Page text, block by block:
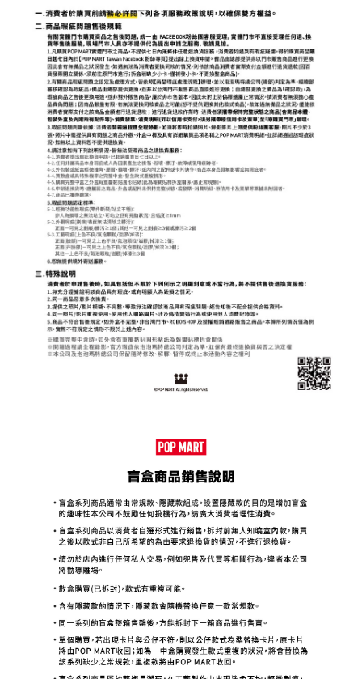
購買商品的店家。未經商家同意取消之訂單仍視為有效，需透過AFTEE先享
後付繳納相關費用。
※ 交易是否成功請以「AFTEE先享後付 」之結帳頁面顯示為準，若有關於
是否繳費成功／繳費後需取消欲退款等相關疑問，請聯繫「AFTEE先享後付
客戶支援中心」https://netprotections.freshdesk.com/support/home
【注意事項】
１．透過由恩沛科技股份有限公司提供之「AFTEE先享後付」服務完成之交
易，需依本服務之必要範圍內提供個人資料，並將交易相關給付款項請求債
權轉讓予恩沛科技股份有限公司。
２．關於個人資料處理事宜，請瀏覽以下網址：
https://aftee.tw/terms/#terms3
３．未成年的使用者請事先徵得法定代理人或監護人之同意方可使用
「AFTEE先享後付」，若未經同意申辦者引起之損失，本公司不負相關責
４．使用「AFTEE先享後付」時，將依據個別帳號之用戶狀況，依本公司即
時審查核予不同之上限額度；若仍有額度不足之情形，本公司將視審查結果
請求用戶進行身份認證。
５．嚴禁一人註冊多個帳號或使用他人資訊註冊。若發現惡意使用之情形，
恩沛科技股份有限公司將有權停止該用戶之使用額度並採取法律行動。